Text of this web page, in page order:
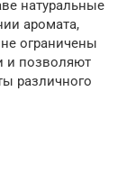
натуральные
аромата,
ограничены
и позволяют
различного